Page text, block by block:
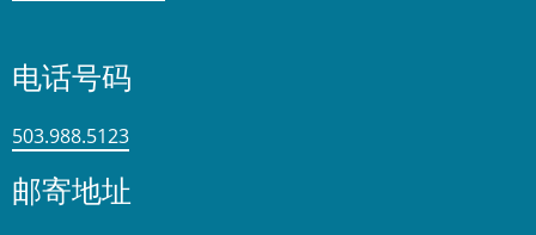
电话号码
503.988.5123
邮寄地址